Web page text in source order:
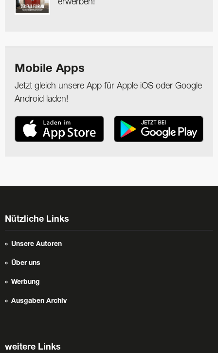
erwerben!
Mobile Apps
Jetzt gleich unsere App für Apple iOS oder Google
Android laden!
Nützliche Links
Unsere Autoren
Über uns
Werbung
Ausgaben Archiv
weitere Links